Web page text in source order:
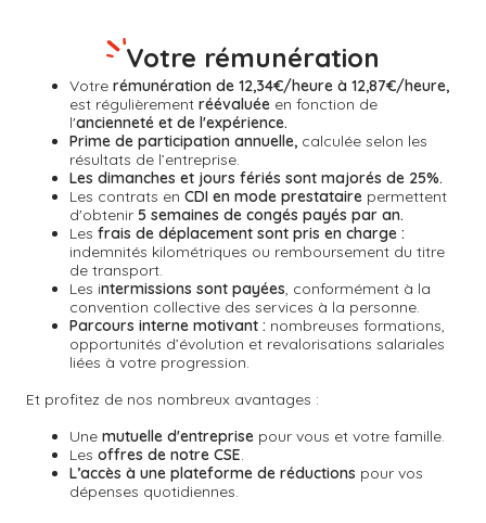
Votre rémunération de 12,34€/heure à 12,87€/heure,
est régulièrement réévaluée en fonction de
l'ancienneté et de l'expérience.
Prime de participation annuelle, calculée selon les
résultats de l’entreprise.
Les dimanches et jours fériés sont majorés de 25%.
Les contrats en CDI en mode prestataire permettent
d'obtenir 5 semaines de congés payés par an.
Les frais de déplacement sont pris en charge :
indemnités kilométriques ou remboursement du titre
de transport.
Les intermissions sont payées, conformément à la
convention collective des services à la personne.
Parcours interne motivant : nombreuses formations,
opportunités d’évolution et revalorisations salariales
liées à votre progression.
Et profitez de nos nombreux avantages :
Une mutuelle d'entreprise pour vous et votre famille.
Les offres de notre CSE.
L’accès à une plateforme de réductions pour vos
dépenses quotidiennes.
Votre rémunération